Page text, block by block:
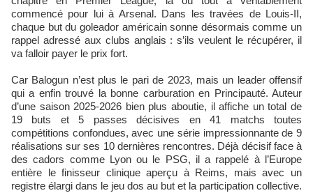
commencé pour lui à Arsenal. Dans les travées de Louis-II,
chaque but du goleador américain sonne désormais comme un
rappel adressé aux clubs anglais : s’ils veulent le récupérer, il
va falloir payer le prix fort.
Car Balogun n’est plus le pari de 2023, mais un leader offensif
qui a enfin trouvé la bonne carburation en Principauté. Auteur
d’une saison 2025-2026 bien plus aboutie, il affiche un total de
19 buts et 5 passes décisives en 41 matchs toutes
compétitions confondues, avec une série impressionnante de 9
réalisations sur ses 10 dernières rencontres. Déjà décisif face à
des cadors comme Lyon ou le PSG, il a rappelé à l’Europe
entière le finisseur clinique aperçu à Reims, mais avec un
registre élargi dans le jeu dos au but et la participation collective.